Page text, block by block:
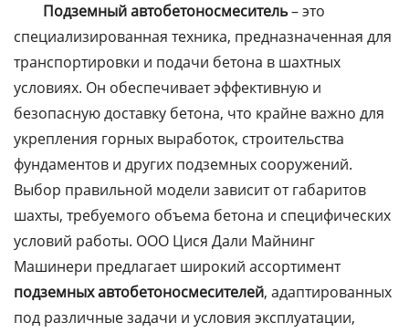
Подземный автобетоносмеситель– это
специализированная техника, предназначенная для
транспортировки и подачи бетона в шахтных
условиях. Он обеспечивает эффективную и
безопасную доставку бетона, что крайне важно для
укрепления горных выработок, строительства
фундаментов и других подземных сооружений.
Выбор правильной модели зависит от габаритов
шахты, требуемого объема бетона и специфических
условий работы. ООО Цися Дали Майнинг
Машинери предлагает широкий ассортимент
подземных автобетоносмесителей, адаптированных
под различные задачи и условия эксплуатации,